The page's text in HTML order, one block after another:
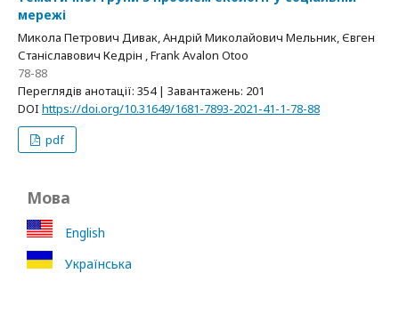
мережі
Микола Петрович Дивак, Андрій Миколайович Мельник, Євген
Станіславович Кедрін , Frank Avalon Otoo
78-88
Переглядів анотації: 354 | Завантажень: 201
DOI https://doi.org/10.31649/1681-7893-2021-41-1-78-88
pdf
Мова
English
Українська